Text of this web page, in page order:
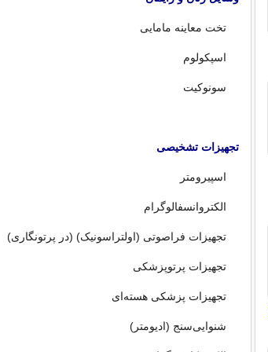
تخت معاینه مامایی
اسپکولوم
سونوکیت
تجهیزات تشخیصی
اسپیرومتر
الکتروانسفالوگرام
تجهیزات فراصوتی (اولتراسونیک) (در پرتونگاری)
تجهیزات پرتوپزشکی
تجهیزات پزشکی هسته‌ای
شنوایی‌سنج (ادیومتر)